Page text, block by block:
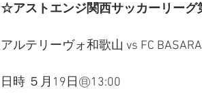
☆アストエンジ関西サッカーリー
アルテリーヴォ和歌山 vs FC BASARA
日時 ５月19日㊐13:00